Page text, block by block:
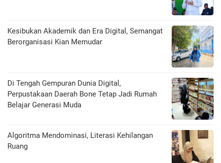
Kesibukan Akademik dan Era Digital, Semangat
Berorganisasi Kian Memudar
Di Tengah Gempuran Dunia Digital,
Perpustakaan Daerah Bone Tetap Jadi Rumah
Belajar Generasi Muda
Algoritma Mendominasi, Literasi Kehilangan
Ruang